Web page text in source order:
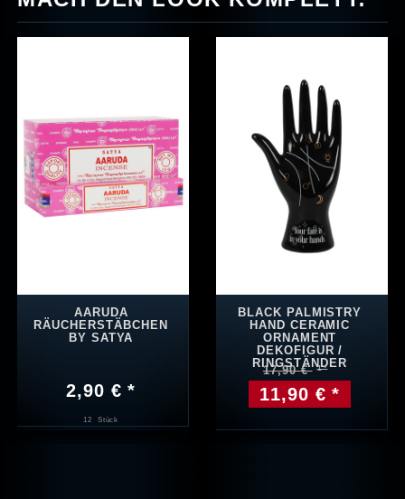
AARUDA
RÄUCHERSTÄBCHEN
BY SATYA
2,90 € *
12 Stück
BLACK PALMISTRY
HAND CERAMIC
ORNAMENT
DEKOFIGUR /
RINGSTÄNDER
17,90 €
11,90 € *